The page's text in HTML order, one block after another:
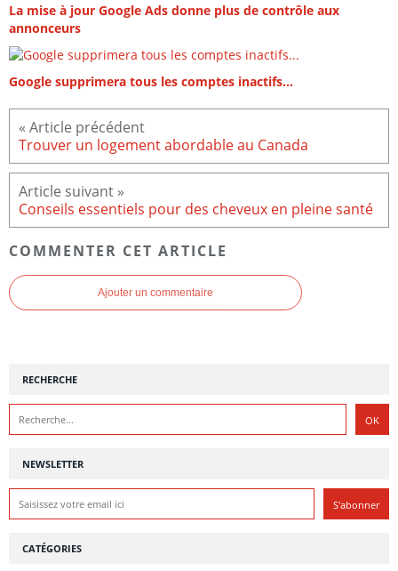
La mise à jour Google Ads donne plus de contrôle aux
annonceurs
Google supprimera tous les comptes inactifs...
Trouver un logement abordable au Canada
Conseils essentiels pour des cheveux en pleine santé
COMMENTER CET ARTICLE
Ajouter un commentaire
NEWSLETTER
RECHERCHE
CATÉGORIES